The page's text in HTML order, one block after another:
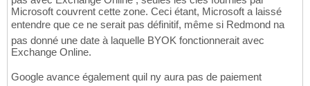
Microsoft couvrent cette zone. Ceci étant, Microsoft a laissé
entendre que ce ne serait pas définitif, même si Redmond na
pas donné une date à laquelle BYOK fonctionnerait avec
Exchange Online.
Google avance également quil ny aura pas de paiement